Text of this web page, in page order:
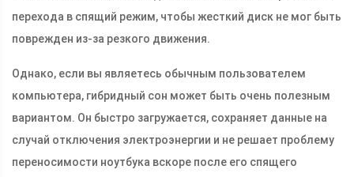
перехода в спящий режим, чтобы жесткий диск не мог быть
поврежден из-за резкого движения.
Однако, если вы являетесь обычным пользователем
компьютера, гибридный сон может быть очень полезным
вариантом. Он быстро загружается, сохраняет данные на
случай отключения электроэнергии и не решает проблему
переносимости ноутбука вскоре после его спящего